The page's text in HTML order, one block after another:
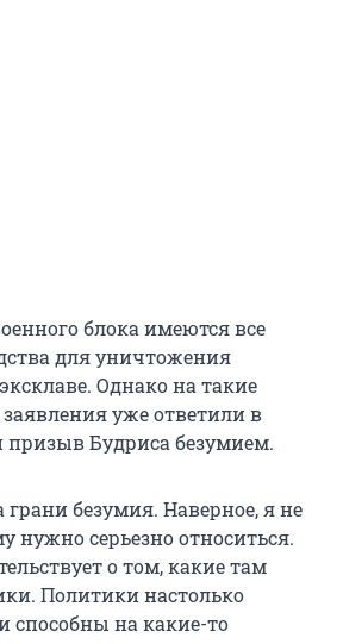
блока имеются все
для уничтожения
Однако на такие
уже ответили в
призыв Будриса безумием.
грани безумия. Наверное, я не
нужно серьезно относиться.
о том, какие там
Политики настолько
способны на какие-то